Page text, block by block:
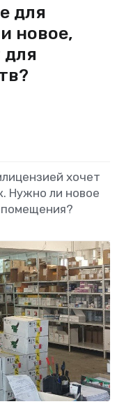
для
новое,
для
хочет
Нужно ли новое